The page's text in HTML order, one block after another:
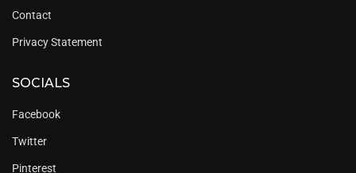
Contact
Privacy Statement
SOCIALS
Facebook
Twitter
Pinterest